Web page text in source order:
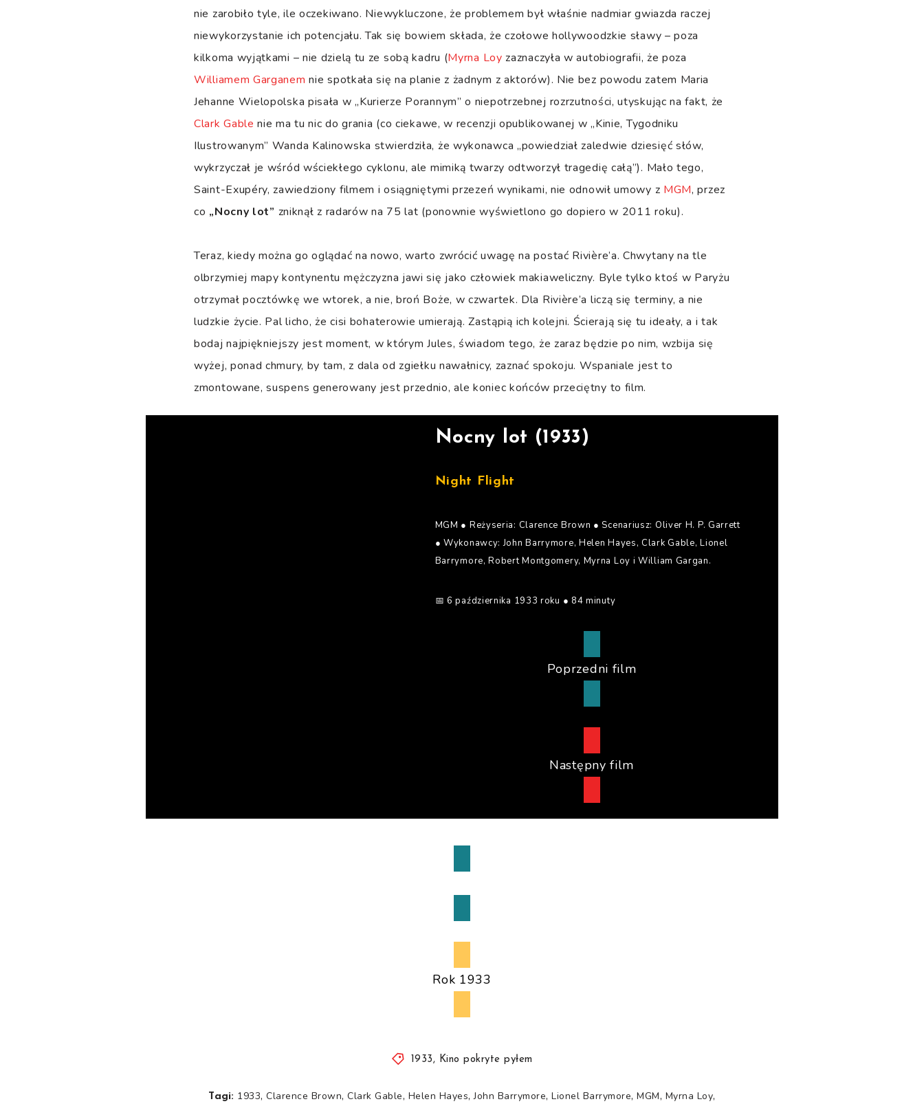
nie zarobiło tyle, ile oczekiwano. Niewykluczone, że problemem był właśnie nadmiar gwiazda raczej
niewykorzystanie ich potencjału. Tak się bowiem składa, że czołowe hollywoodzkie sławy – poza
kilkoma wyjątkami – nie dzielą tu ze sobą kadru (Myrna Loy zaznaczyła w autobiografii, że poza
Williamem Garganem nie spotkała się na planie z żadnym z aktorów). Nie bez powodu zatem Maria
Jehanne Wielopolska pisała w „Kurierze Porannym” o niepotrzebnej rozrzutności, utyskując na fakt, że
Clark Gable nie ma tu nic do grania (co ciekawe, w recenzji opublikowanej w „Kinie, Tygodniku
Ilustrowanym” Wanda Kalinowska stwierdziła, że wykonawca „powiedział zaledwie dziesięć słów,
wykrzyczał je wśród wściekłego cyklonu, ale mimiką twarzy odtworzył tragedię całą”). Mało tego,
Saint-Exupéry, zawiedziony filmem i osiągniętymi przezeń wynikami, nie odnowił umowy z MGM, przez
co „Nocny lot” zniknął z radarów na 75 lat (ponownie wyświetlono go dopiero w 2011 roku).
Teraz, kiedy można go oglądać na nowo, warto zwrócić uwagę na postać Rivière’a. Chwytany na tle
olbrzymiej mapy kontynentu mężczyzna jawi się jako człowiek makiaweliczny. Byle tylko ktoś w Paryżu
otrzymał pocztówkę we wtorek, a nie, broń Boże, w czwartek. Dla Rivière’a liczą się terminy, a nie
ludzkie życie. Pal licho, że cisi bohaterowie umierają. Zastąpią ich kolejni. Ścierają się tu ideały, a i tak
bodaj najpiękniejszy jest moment, w którym Jules, świadom tego, że zaraz będzie po nim, wzbija się
wyżej, ponad chmury, by tam, z dala od zgiełku nawałnicy, zaznać spokoju. Wspaniale jest to
zmontowane, suspens generowany jest przednio, ale koniec końców przeciętny to film.
Nocny lot (1933)
Night Flight
MGM ● Reżyseria: Clarence Brown ● Scenariusz: Oliver H. P. Garrett
● Wykonawcy: John Barrymore, Helen Hayes, Clark Gable, Lionel
Barrymore, Robert Montgomery, Myrna Loy i William Gargan.
📅 6 października 1933 roku ● 84 minuty
Poprzedni film
Następny film
Rok 1933
1933, Kino pokryte pyłem
Tagi: 1933,Clarence Brown,Clark Gable, Helen Hayes,John Barrymore,Lionel Barrymore,MGM, Myrna Loy,